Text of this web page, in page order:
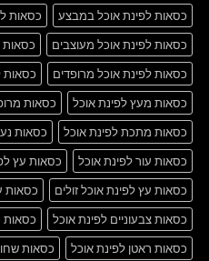
כסאות לפינת אוכל במבצע
כסאות
כסאות לפינת אוכל מעוצבים
כסאות
כסאות לפינת אוכל מרופדים
כסאות
כסאות מעץ לפינת אוכל
כסאות
כסאות מתכת לפינת אוכל
כסאות
כסאות עור לפינת אוכל
כסאות עץ
כסאות עץ לפינת אוכל זולים
כסאות
כסאות צבעוניים לפינת אוכל
כסאות
כסאות ראטן לפינת אוכל
כסאות